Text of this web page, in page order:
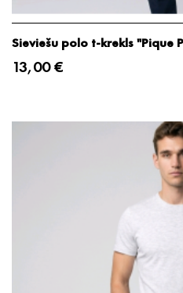
Sieviešu polo t-krekls "Pique
13,00 €